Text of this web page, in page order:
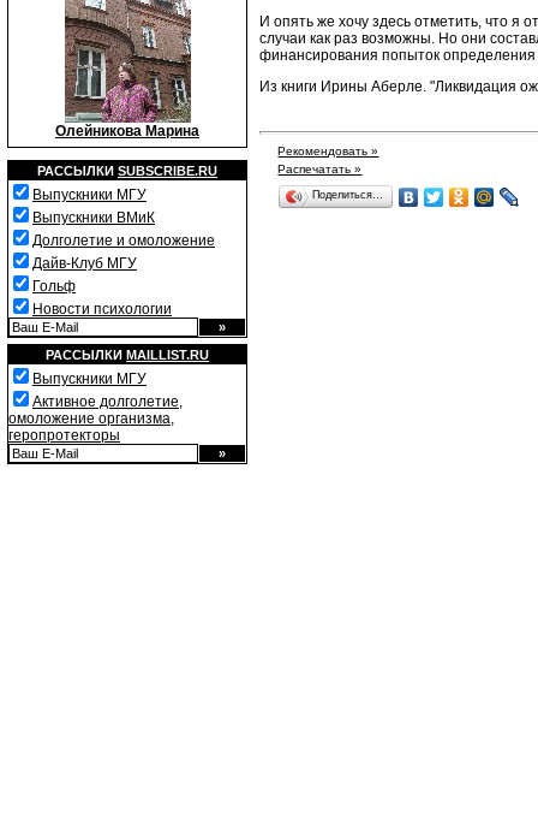
Олейникова Марина
РАССЫЛКИ SUBSCRIBE.RU
Выпускники МГУ
Выпускники ВМиК
Долголетие и омоложение
Дайв-Клуб МГУ
Гольф
Новости психологии
РАССЫЛКИ MAILLIST.RU
Выпускники МГУ
Активное долголетие,
омоложение организма,
геропротекторы
И опять же хочу здесь отметить, что я
случаи как раз возможны. Но они
финансирования попыток
Из книги Ирины Аберле. "Ликвидация
Рекомендовать »
Распечатать »
Поделиться…